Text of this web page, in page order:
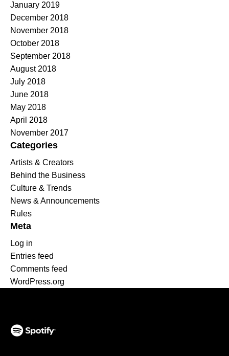
January 2019
December 2018
November 2018
October 2018
September 2018
August 2018
July 2018
June 2018
May 2018
April 2018
November 2017
Categories
Artists & Creators
Behind the Business
Culture & Trends
News & Announcements
Rules
Meta
Log in
Entries feed
Comments feed
WordPress.org